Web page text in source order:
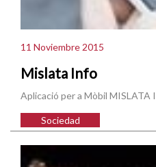
11 Noviembre 2015
Mislata Info
Aplicació per a Mòbil MISLATA
Sociedad